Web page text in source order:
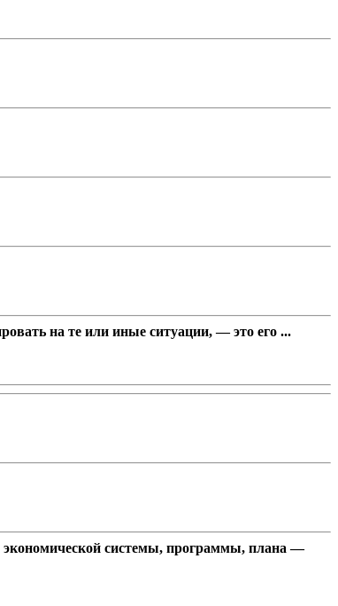
на те или иные ситуации, — это его ...
экономической системы, программы, плана —